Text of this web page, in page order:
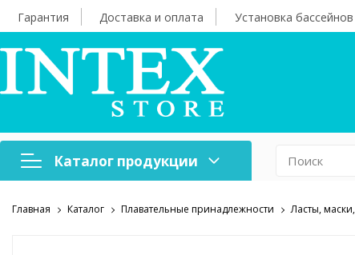
Гарантия Доставка и оплата Установка бассейнов
Каталог продукции
Надувная мебель
Главная Каталог Плавательные принадлежности Ласты,